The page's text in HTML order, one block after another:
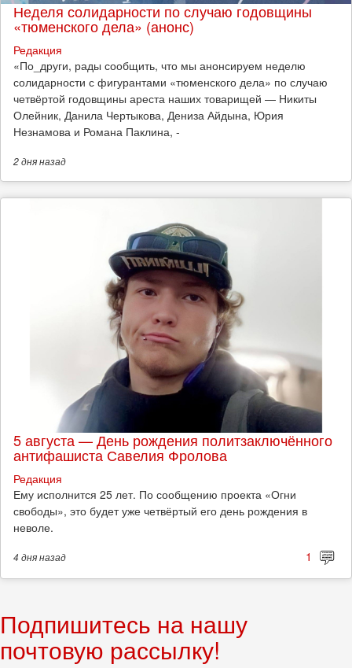
Неделя солидарности по случаю годовщины
«тюменского дела» (анонс)
Редакция
​«По_други, рады сообщить, что мы анонсируем неделю
солидарности с фигурантами «тюменского дела» по случаю
четвёртой годовщины ареста наших товарищей — Никиты
Олейник, Данила Чертыкова, Дениза Айдына, Юрия
Незнамова и Романа Паклина, -
2 дняназад
5 августа — День рождения политзаключённого
антифашиста Савелия Фролова
Редакция
Ему исполнится 25 лет. По сообщению проекта «Огни
свободы», это будет уже четвёртый его день рождения в
неволе.
4 дняназад 1
Подпишитесь на нашу
почтовую рассылку!